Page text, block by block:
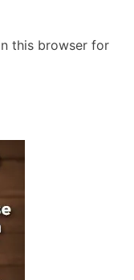
this browser for